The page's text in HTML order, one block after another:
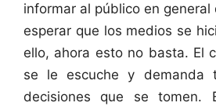
informar al público en general
esperar que los medios se
ello, ahora esto no basta. El
se le escuche y demanda
decisiones que se tomen.